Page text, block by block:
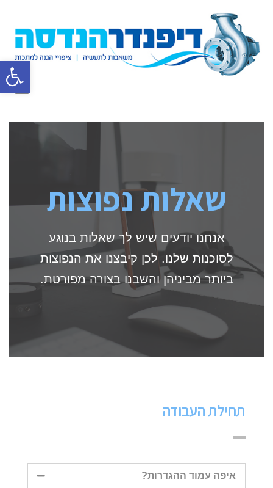
שאלות נפוצות
אנחנו יודעים שיש לך שאלות בנוגע
לסוכנות שלנו. לכן קיבצנו את הנפוצות
ביותר מביניהן והשבנו בצורה מפורטת.
תחילת העבודה
איפה עמוד ההגדרות?